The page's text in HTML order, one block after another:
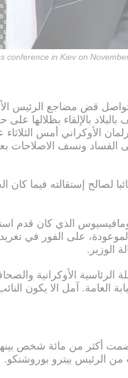
conference in Kiev on
تواصل قض مضاجع الرئيس
بالإلقاء بظلالها على
الأوكراني أمس الثلاثاء
الفساد ونسف الاصلاحات
الذي كان قدم
على الفور في
الوزير.
الرئاسية الأوكرانية
العامة. آمل الا يكون
ضمت أكثر من مائة شخص
الرئيس بيترو بوروشنكو.